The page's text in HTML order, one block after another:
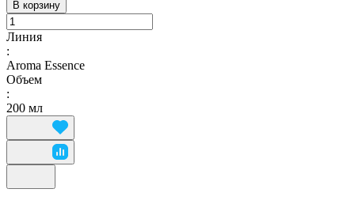
В корзину
Линия
:
Aroma Essence
Объем
:
200 мл